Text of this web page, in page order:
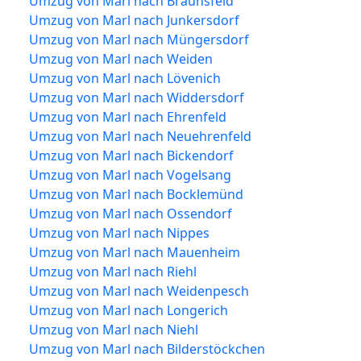
Umzug von Marl nach Junkersdorf
Umzug von Marl nach Müngersdorf
Umzug von Marl nach Weiden
Umzug von Marl nach Lövenich
Umzug von Marl nach Widdersdorf
Umzug von Marl nach Ehrenfeld
Umzug von Marl nach Neuehrenfeld
Umzug von Marl nach Bickendorf
Umzug von Marl nach Vogelsang
Umzug von Marl nach Bocklemünd
Umzug von Marl nach Ossendorf
Umzug von Marl nach Nippes
Umzug von Marl nach Mauenheim
Umzug von Marl nach Riehl
Umzug von Marl nach Weidenpesch
Umzug von Marl nach Longerich
Umzug von Marl nach Niehl
Umzug von Marl nach Bilderstöckchen